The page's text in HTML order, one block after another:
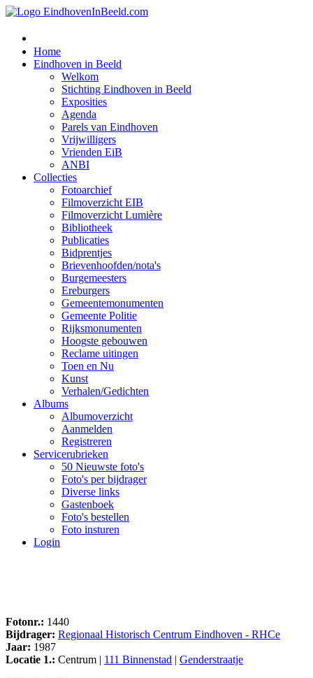
Home
Eindhoven in Beeld
Welkom
Stichting Eindhoven in Beeld
Exposities
Agenda
Parels van Eindhoven
Vrijwilligers
Vrienden EiB
ANBI
Collecties
Fotoarchief
Filmoverzicht EIB
Filmoverzicht Lumière
Bibliotheek
Publicaties
Bidprentjes
Brievenhoofden/nota's
Burgemeesters
Ereburgers
Gemeentemonumenten
Gemeente Politie
Rijksmonumenten
Hoogste gebouwen
Reclame uitingen
Toen en Nu
Kunst
Verhalen/Gedichten
Albums
Albumoverzicht
Aanmelden
Registreren
Servicerubrieken
50 Nieuwste foto's
Foto's per bijdrager
Diverse links
Gastenboek
Foto's bestellen
Foto insturen
Login
Fotonr.: 1440
Bijdrager: Regionaal Historisch Centrum Eindhoven - RHCe
Jaar: 1987
Locatie 1.: Centrum | 111 Binnenstad | Genderstraatje